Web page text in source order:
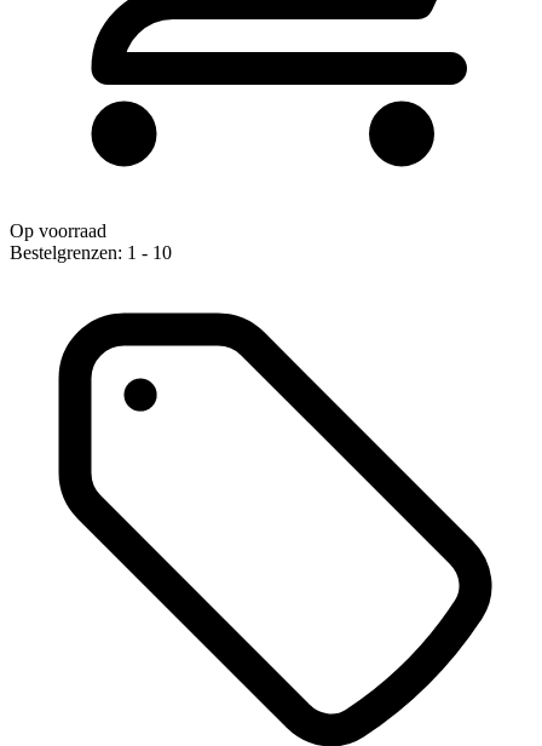
Op voorraad
Bestelgrenzen: 1 - 10